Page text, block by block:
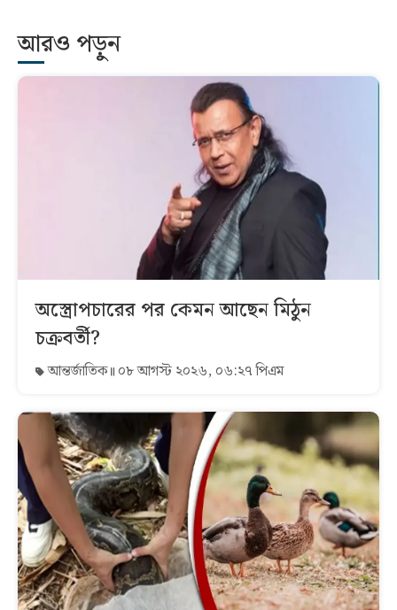
আরও পড়ুন
অস্ত্রোপচারের পর কেমন আছেন মিঠুন
চক্রবর্তী?
আন্তর্জাতিক ০৮ আগস্ট ২০২৬, ০৬:২৭ পিএম